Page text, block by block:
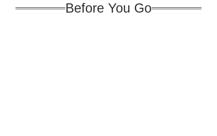
Before You Go